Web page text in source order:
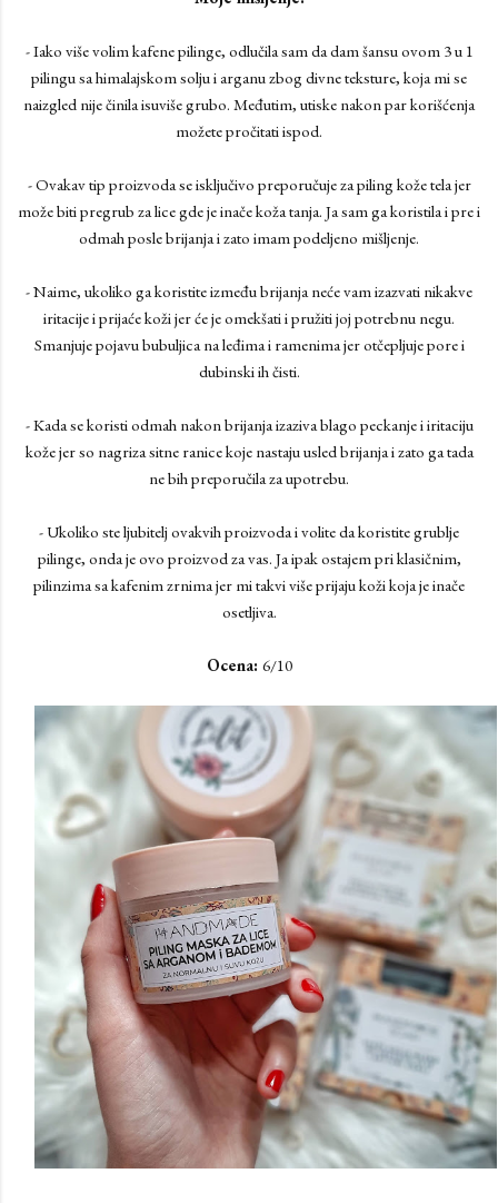
- Iako više volim kafene pilinge, odlučila sam da dam šansu ovom 3 u 1
pilingu sa himalajskom solju i arganu zbog divne teksture, koja mi se
naizgled nije činila isuviše grubo. Međutim, utiske nakon par korišćenja
možete pročitati ispod.
- Ovakav tip proizvoda se isključivo preporučuje za piling kože tela jer
može biti pregrub za lice gde je inače koža tanja. Ja sam ga koristila i pre i
odmah posle brijanja i zato imam podeljeno mišljenje.
- Naime, ukoliko ga koristite između brijanja neće vam izazvati nikakve
iritacije i prijaće koži jer će je omekšati i pružiti joj potrebnu negu.
Smanjuje pojavu bubuljica na leđima i ramenima jer otčepljuje pore i
dubinski ih čisti.
- Kada se koristi odmah nakon brijanja izaziva blago peckanje i iritaciju
kože jer so nagriza sitne ranice koje nastaju usled brijanja i zato ga tada
ne bih preporučila za upotrebu.
- Ukoliko ste ljubitelj ovakvih proizvoda i volite da koristite grublje
pilinge, onda je ovo proizvod za vas. Ja ipak ostajem pri klasičnim,
pilinzima sa kafenim zrnima jer mi takvi više prijaju koži koja je inače
osetljiva.
Ocena: 6/10